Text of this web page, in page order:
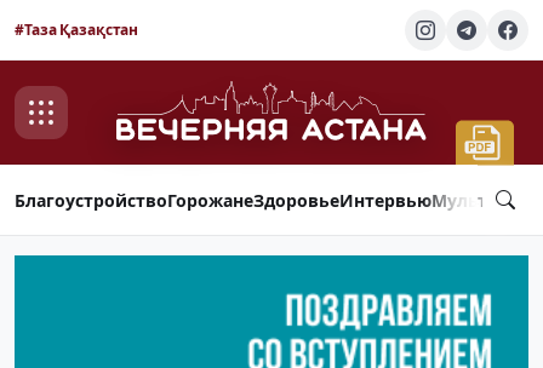
#Таза Қазақстан
БлагоустройствоГорожанеЗдоровьеИнтервью